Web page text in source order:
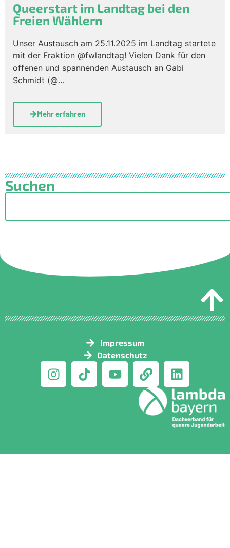
Queerstart im Landtag bei den
Freien Wählern
Unser Austausch am 25.11.2025 im Landtag startete
mit der Fraktion @fwlandtag! Vielen Dank für den
offenen und spannenden Austausch an Gabi
Schmidt (@…
Mehr erfahren
Suchen
Impressum
Datenschutz